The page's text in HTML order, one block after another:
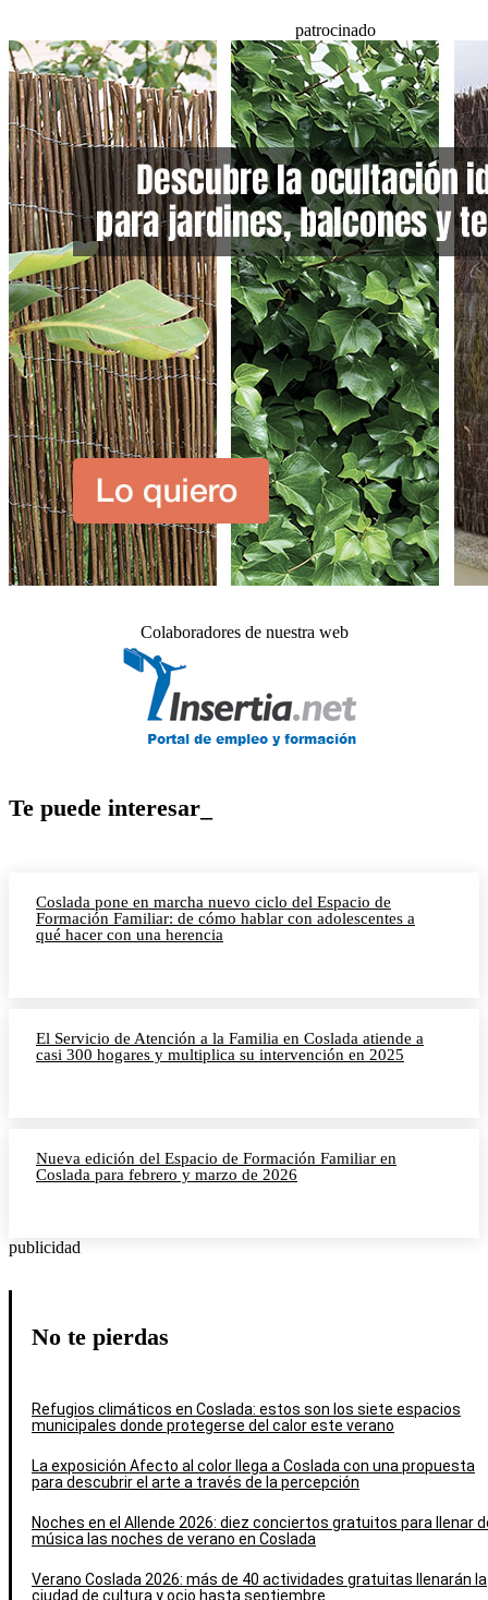
patrocinado
Colaboradores de nuestra web
Te puede interesar_
Coslada pone en marcha nuevo ciclo del Espacio de
Formación Familiar: de cómo hablar con adolescentes a
qué hacer con una herencia
El Servicio de Atención a la Familia en Coslada atiende a
casi 300 hogares y multiplica su intervención en 2025
Nueva edición del Espacio de Formación Familiar en
Coslada para febrero y marzo de 2026
publicidad
No te pierdas
Refugios climáticos en Coslada: estos son los siete espacios
municipales donde protegerse del calor este verano
La exposición Afecto al color llega a Coslada con una propuesta
para descubrir el arte a través de la percepción
Noches en el Allende 2026: diez conciertos gratuitos para llenar
música las noches de verano en Coslada
Verano Coslada 2026: más de 40 actividades gratuitas llenarán la
ciudad de cultura y ocio hasta septiembre